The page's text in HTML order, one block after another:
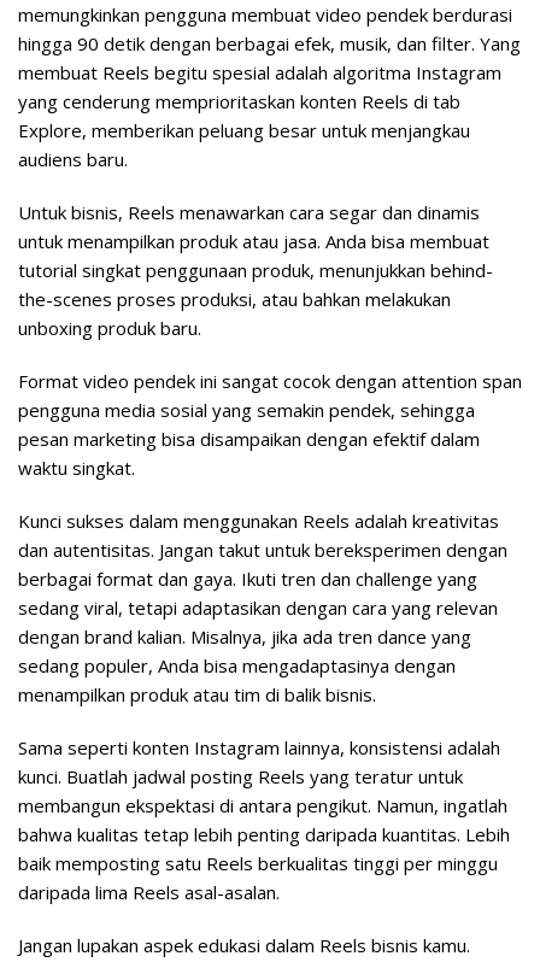
memungkinkan pengguna membuat video pendek berdurasi
hingga 90 detik dengan berbagai efek, musik, dan filter. Yang
membuat Reels begitu spesial adalah algoritma Instagram
yang cenderung memprioritaskan konten Reels di tab
Explore, memberikan peluang besar untuk menjangkau
audiens baru.
Untuk bisnis, Reels menawarkan cara segar dan dinamis
untuk menampilkan produk atau jasa. Anda bisa membuat
tutorial singkat penggunaan produk, menunjukkan behind-
the-scenes proses produksi, atau bahkan melakukan
unboxing produk baru.
Format video pendek ini sangat cocok dengan attention span
pengguna media sosial yang semakin pendek, sehingga
pesan marketing bisa disampaikan dengan efektif dalam
waktu singkat.
Kunci sukses dalam menggunakan Reels adalah kreativitas
dan autentisitas. Jangan takut untuk bereksperimen dengan
berbagai format dan gaya. Ikuti tren dan challenge yang
sedang viral, tetapi adaptasikan dengan cara yang relevan
dengan brand kalian. Misalnya, jika ada tren dance yang
sedang populer, Anda bisa mengadaptasinya dengan
menampilkan produk atau tim di balik bisnis.
Sama seperti konten Instagram lainnya, konsistensi adalah
kunci. Buatlah jadwal posting Reels yang teratur untuk
membangun ekspektasi di antara pengikut. Namun, ingatlah
bahwa kualitas tetap lebih penting daripada kuantitas. Lebih
baik memposting satu Reels berkualitas tinggi per minggu
daripada lima Reels asal-asalan.
Jangan lupakan aspek edukasi dalam Reels bisnis kamu.